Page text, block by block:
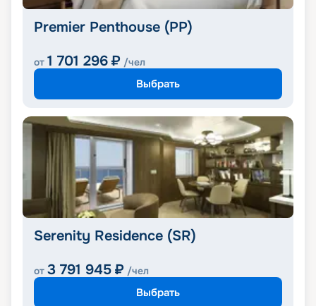
Premier Penthouse (PP)
от 1 701 296 ₽ /чел
Выбрать
Serenity Residence (SR)
от 3 791 945 ₽ /чел
Выбрать